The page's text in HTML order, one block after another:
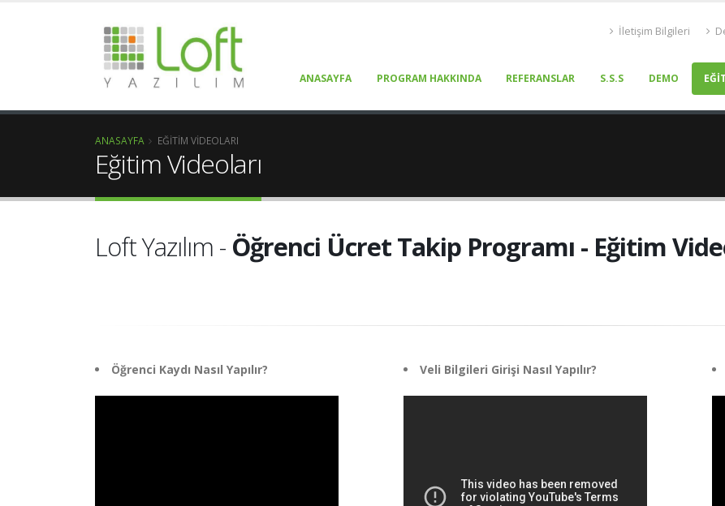
İletişim Bilgileri
ANASAYFA PROGRAM HAKKINDA REFERANSLAR S.S.S DEMO
ANASAYFA EĞITIM VIDEOLARI
Eğitim Videoları
Loft Yazılım - Öğrenci Ücret Takip Programı - Eğitim
Öğrenci Kaydı Nasıl Yapılır? Veli Bilgileri Girişi Nasıl Yapılır?